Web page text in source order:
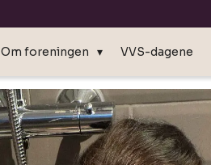
Om foreningen VVS-dagene